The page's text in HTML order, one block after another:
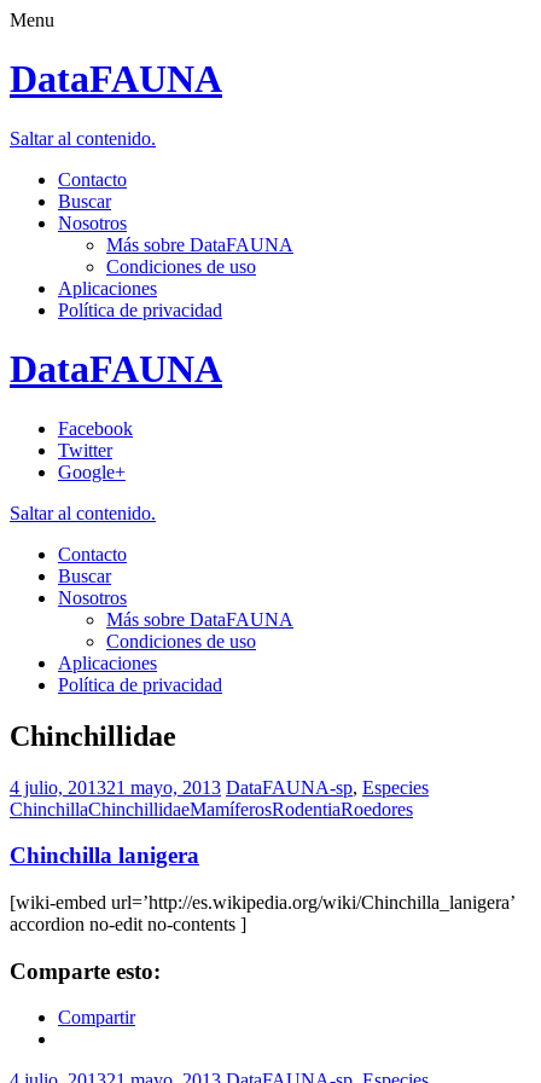
Menu
DataFAUNA
Saltar al contenido.
Contacto
Buscar
Nosotros
Más sobre DataFAUNA
Condiciones de uso
Aplicaciones
Política de privacidad
DataFAUNA
Facebook
Twitter
Google+
Saltar al contenido.
Contacto
Buscar
Nosotros
Más sobre DataFAUNA
Condiciones de uso
Aplicaciones
Política de privacidad
Chinchillidae
4 julio, 201321 mayo, 2013 DataFAUNA-sp, Especies
ChinchillaChinchillidaeMamíferosRodentiaRoedores
Chinchilla lanigera
[wiki-embed url=’http://es.wikipedia.org/wiki/Chinchilla_lanigera’
accordion no-edit no-contents ]
Comparte esto:
Compartir